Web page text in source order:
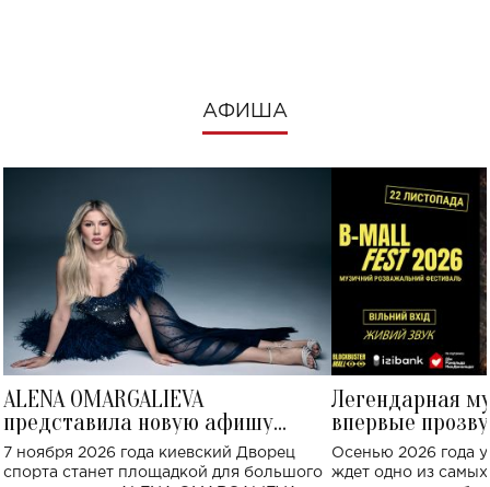
АФИША
ALENA OMARGALIEVA
представила новую афишу
большого концерта во Дворце
спорта
7 ноября 2026 года киевский Дворец
спорта станет площадкой для большого
Легендарная
впервые
Украине: где
Осенью 2026 года
ждет одно из